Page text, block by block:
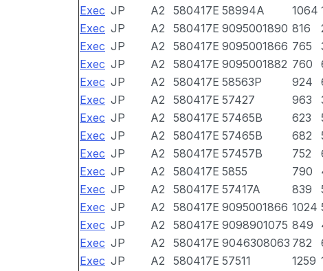
Exec JP A2 580417E 58994A 1064
Exec JP A2 580417E 9095001890 816
Exec JP A2 580417E 9095001866 765
Exec JP A2 580417E 9095001882 760
Exec JP A2 580417E 58563P 924
Exec JP A2 580417E 57427 963
Exec JP A2 580417E 57465B 623
Exec JP A2 580417E 57465B 682
Exec JP A2 580417E 57457B 752
Exec JP A2 580417E 5855 790
Exec JP A2 580417E 57417A 839
Exec JP A2 580417E 9095001866 1024
Exec JP A2 580417E 9098901075 849
Exec JP A2 580417E 9046308063 782
Exec JP A2 580417E 57511 1259